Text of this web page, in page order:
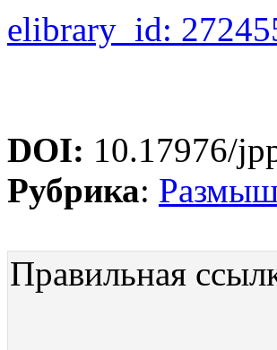
elibrary_id:
DOI: 10.17976/
Рубрика:
Правильная